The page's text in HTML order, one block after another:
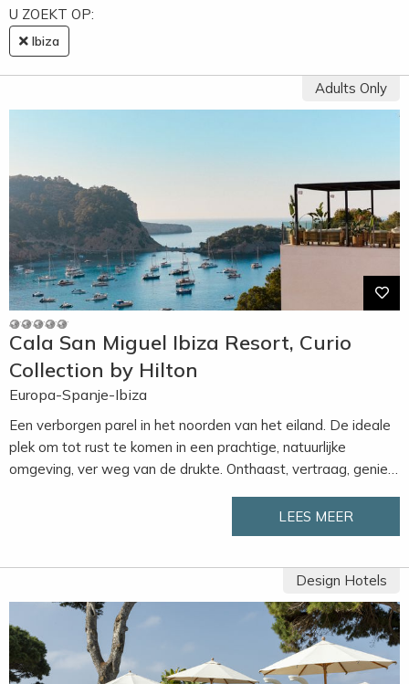
U ZOEKT OP:
Ibiza
Adults Only
Cala San Miguel Ibiza Resort, Curio
Collection by Hilton
Europa-Spanje-Ibiza
Een verborgen parel in het noorden van het eiland. De ideale
plek om tot rust te komen in een prachtige, natuurlijke
omgeving, ver weg van de drukte. Onthaast, vertraag, geniet.
welkom vanaf 18 jaar). Geniet van de zeer verzorgde
faciliteiten in een trendy stijl, voorzien van frisse, heldere
Het voormalige vissersdorpje San Miguel ligt binnen
handbereik en nodigt uit om heerlijk te flaneren langs de
boulevard en urenlang te lunchen op een zonovergoten
terras. Voor een relaxte vakantie in een luxe, stijlvolle
ambiance is Cala San Miguel een uitstekende keuze!
LEES MEER
Design Hotels